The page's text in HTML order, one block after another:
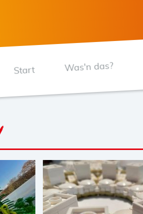
Start Was'n das?